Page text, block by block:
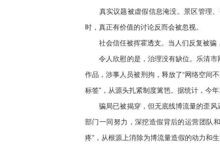
真实议题被虚假信息淹没。景区管理、
时，真正有价值的讨论反而会被忽视。
社会信任被挥霍透支。当人们反复被骗
令人欣慰的是，治理没有缺位。乐清市
作品，涉事人员被刑拘，释放了“网络空间
标签”，从源头扎紧制度篱笆。据统计，今
骗局已被揭穿，但无底线博流量的歪风
部门一同努力，深挖造假背后的运营团队
疼”，从根源上消除为博流量造假的动力和